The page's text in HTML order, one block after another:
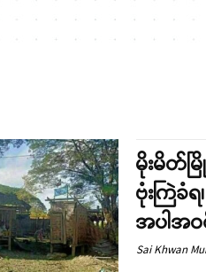
မိုးမိတ်
ဗုံးကြဲခံ
အပါအဝ
Sai Khwan